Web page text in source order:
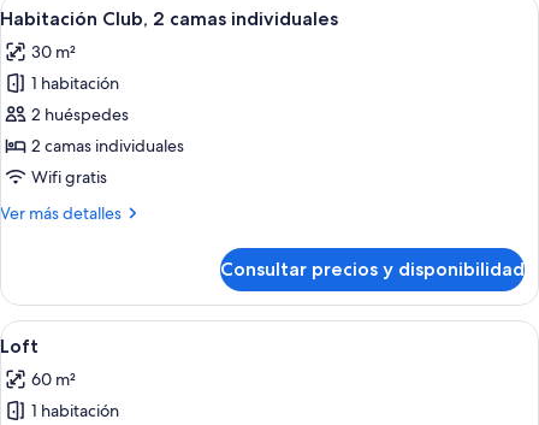
cama
matrimonio
grande
todas
las
fotos
de
Habitación
Club,
camas
4
Habitación Club, 2 camas individuales
30 m²
1 habitación
2 huéspedes
2 camas individuales
Wifi gratis
Ver más detalles
Más
Club,
camas
Consultar precios y disponibilidad
Abrir
todas
las
fotos
Una habitación de hotel moderna
10
Loft
60 m²
1 habitación